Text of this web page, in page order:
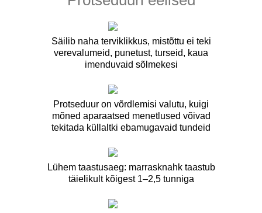
Säilib naha terviklikkus, mistõttu ei teki
verevalumeid, punetust, turseid, kaua
imenduvaid sõlmekesi
Protseduur on võrdlemisi valutu, kuigi
mõned aparaatsed menetlused võivad
tekitada küllaltki ebamugavaid tundeid
Lühem taastusaeg: marrasknahk taastub
täielikult kõigest 1–2,5 tunniga